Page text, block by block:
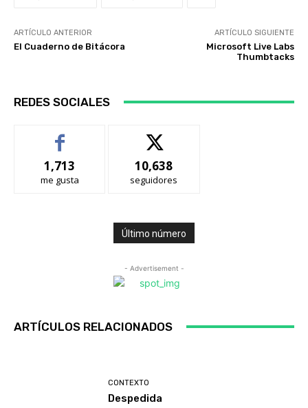
ARTÍCULO ANTERIOR
El Cuaderno de Bitácora
ARTÍCULO SIGUIENTE
Microsoft Live Labs
Thumbtacks
REDES SOCIALES
1,713
me gusta
10,638
seguidores
Último número
- Advertisement -
ARTÍCULOS RELACIONADOS
CONTEXTO
Despedida